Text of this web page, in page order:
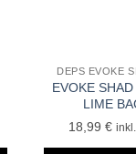
DEPS EVOKE
EVOKE
LIME
18,99 €